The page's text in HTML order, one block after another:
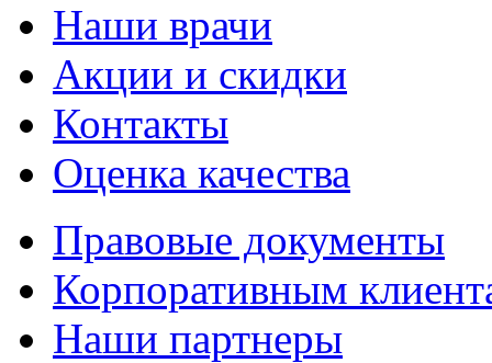
Наши врачи
Акции и скидки
Контакты
Оценка качества
Правовые документы
Корпоративным
Наши партнеры